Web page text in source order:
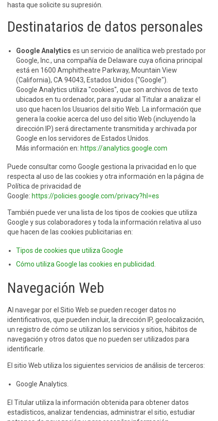
hasta que solicite su supresión.
Destinatarios de datos personales
Google Analytics es un servicio de analítica web prestado por
Google, Inc., una compañía de Delaware cuya oficina principal
está en 1600 Amphitheatre Parkway, Mountain View
(California), CA 94043, Estados Unidos ("Google").
Google Analytics utiliza "cookies", que son archivos de texto
ubicados en tu ordenador, para ayudar al Titular a analizar el
uso que hacen los Usuarios del sitio Web. La información que
genera la cookie acerca del uso del sitio Web (incluyendo la
dirección IP) será directamente transmitida y archivada por
Google en los servidores de Estados Unidos.
Más información en: https://analytics.google.com
Puede consultar como Google gestiona la privacidad en lo que
respecta al uso de las cookies y otra información en la página de
Política de privacidad de
Google: https://policies.google.com/privacy?hl=es
También puede ver una lista de los tipos de cookies que utiliza
Google y sus colaboradores y toda la información relativa al uso
que hacen de las cookies publicitarias en:
Tipos de cookies que utiliza Google
Cómo utiliza Google las cookies en publicidad
Navegación Web
Al navegar por el Sitio Web se pueden recoger datos no
identificativos, que pueden incluir, la dirección IP, geolocalización,
un registro de cómo se utilizan los servicios y sitios, hábitos de
navegación y otros datos que no pueden ser utilizados para
identificarle.
El sitio Web utiliza los siguientes servicios de análisis de terceros:
Google Analytics.
El Titular utiliza la información obtenida para obtener datos
estadísticos, analizar tendencias, administrar el sitio, estudiar